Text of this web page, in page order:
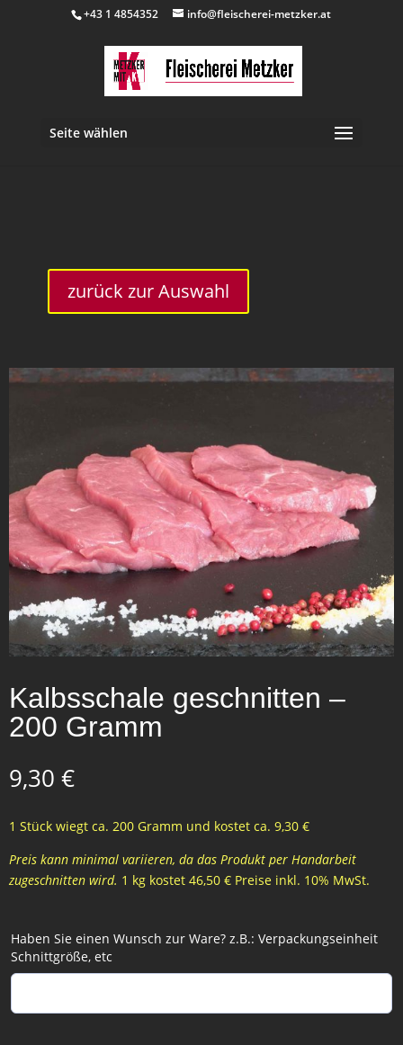
+43 1 4854352 info@fleischerei-metzker.at
Seite wählen
zurück zur Auswahl
Kalbsschale geschnitten –
200 Gramm
9,30 €
1 Stück wiegt ca. 200 Gramm und kostet ca. 9,30 €
Preis kann minimal variieren, da das Produkt per Handarbeit
zugeschnitten wird. 1 kg kostet 46,50 € Preise inkl. 10% MwSt.
Haben Sie einen Wunsch zur Ware? z.B.: Verpackungseinheit
Schnittgröße, etc